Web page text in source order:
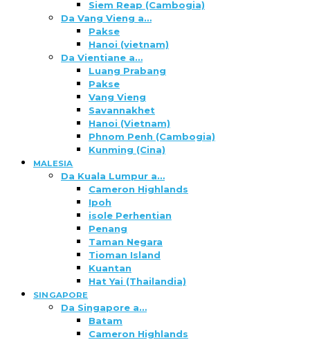
Siem Reap (Cambogia)
Da Vang Vieng a…
Pakse
Hanoi (vietnam)
Da Vientiane a…
Luang Prabang
Pakse
Vang Vieng
Savannakhet
Hanoi (Vietnam)
Phnom Penh (Cambogia)
Kunming (Cina)
MALESIA
Da Kuala Lumpur a…
Cameron Highlands
Ipoh
isole Perhentian
Penang
Taman Negara
Tioman Island
Kuantan
Hat Yai (Thailandia)
SINGAPORE
Da Singapore a…
Batam
Cameron Highlands